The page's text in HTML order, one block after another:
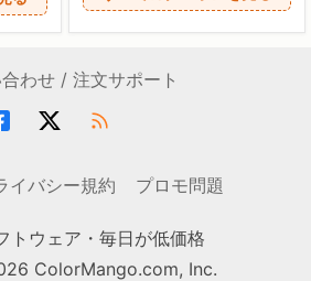
わせ / 注文サポート
イバシー規約 プロモ問題
トウェア・毎日が低価格
ColorMango.com, Inc.